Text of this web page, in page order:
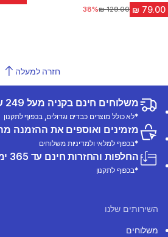
מחיר לפני הנחה‏129.00 ₪
38%
חזרה למעלה
משלוחים חינם בקניה מעל 249 ש"ח
*לא כולל מוצרים כבדים וגדולים, בכפוף לתקנון
מזמינים ואוספים את ההזמנה
*בכפוף למלאי ולמדיניות משלוחים
החלפות והחזרות חינם עד 365 ימים ממועד הרכישה
*בכפוף לתקנון
השירותים שלנו
משלוחים